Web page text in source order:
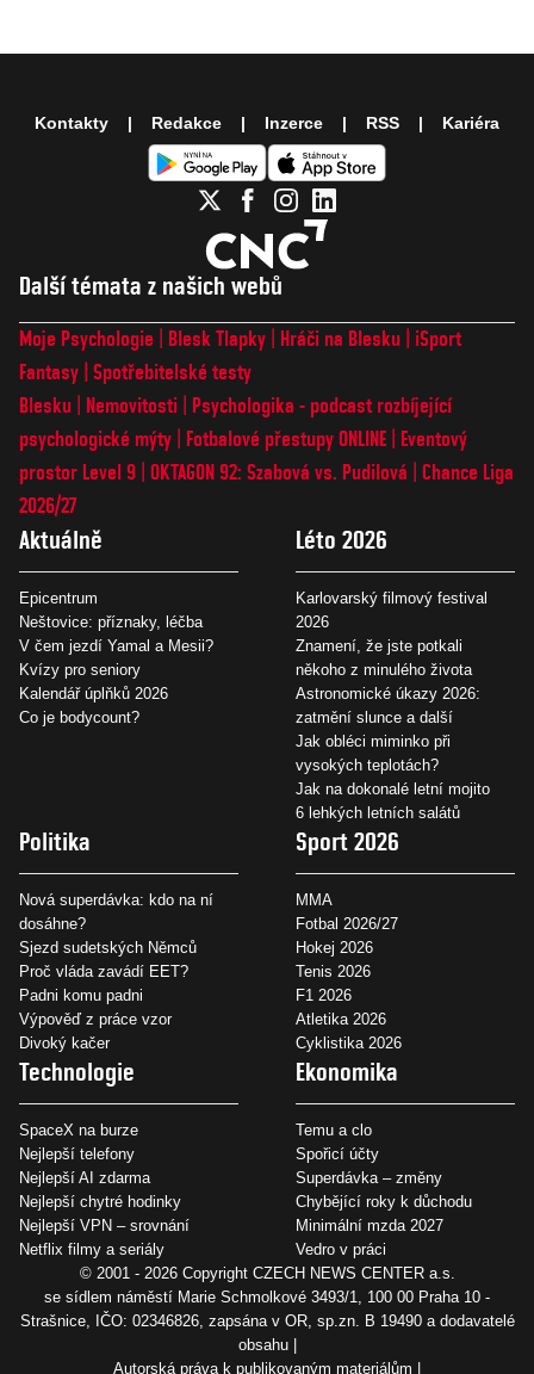
Další témata z našich webů
Moje Psychologie Blesk Tlapky Hráči na Blesku
iSport
Fantasy Spotřebitelské testy
Blesku
Nemovitosti
Psychologika - podcast rozbíjející
psychologické mýty
Fotbalové přestupy ONLINE
Eventový
prostor Level 9 OKTAGON 92: Szabová vs. Pudilová
Chance Liga
2026/27
Aktuálně
Epicentrum
Neštovice: příznaky, léčba
V čem jezdí Yamal a Mesii?
Kvízy pro seniory
Kalendář úplňků 2026
Co je bodycount?
Léto 2026
Karlovarský filmový festival
2026
Znamení, že jste potkali
někoho z minulého života
Astronomické úkazy 2026:
zatmění slunce a další
Jak obléci miminko při
vysokých teplotách?
Jak na dokonalé letní mojito
6 lehkých letních salátů
Politika
Nová superdávka: kdo na ní
dosáhne?
Sjezd sudetských Němců
Proč vláda zavádí EET?
Padni komu padni
Výpověď z práce vzor
Divoký kačer
Sport 2026
MMA
Fotbal 2026/27
Hokej 2026
Tenis 2026
F1 2026
Atletika 2026
Cyklistika 2026
Technologie
SpaceX na burze
Nejlepší telefony
Nejlepší AI zdarma
Nejlepší chytré hodinky
Nejlepší VPN – srovnání
Netflix filmy a seriály
Ekonomika
Temu a clo
Spořicí účty
Superdávka – změny
Chybějící roky k důchodu
Minimální mzda 2027
Vedro v práci
Kontakty Redakce Inzerce RSS Kariéra
© 2001 - 2026 Copyright CZECH NEWS CENTER a.s.
se sídlem náměstí Marie Schmolkové 3493/1, 100 00 Praha 10 -
Strašnice, IČO: 02346826, zapsána v OR, sp.zn. B 19490 a dodavatelé
obsahu
Autorská práva k publikovaným materiálům